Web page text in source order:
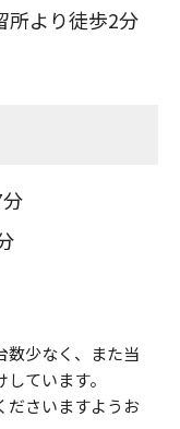
所より徒歩2分
数少なく、また当
ています。
ださいますようお